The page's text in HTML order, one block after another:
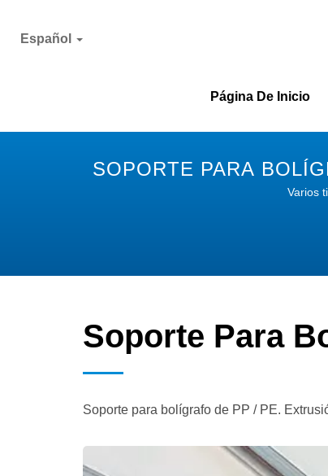
Página De Inicio
Español
SOPORTE PARA
Varios
Soporte Para
Soporte para bolígrafo de PP / PE.